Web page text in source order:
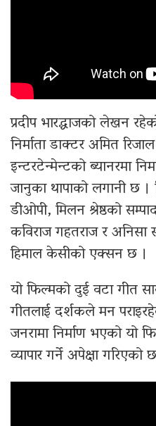
प्रदीप भारद्धाजको लेखन
निर्माता डाक्टर अमित
इन्टरटेन्मेन्टको ब्यानरमा
जानुका थापाको लगानी छ
डीओपी, मिलन श्रेष्ठको
कविराज गहतराज र अनिसा
हिमाल केसीको एक्सन छ ।
यो फिल्मको दुई वटा गीत
गीतलाई दर्शकले मन
जनरामा निर्माण भएको
व्यापार गर्ने अपेक्षा गरिएको